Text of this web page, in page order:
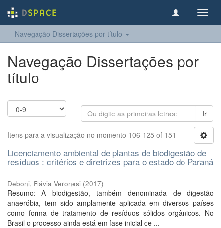
Navegação Dissertações por título
Navegação Dissertações por
título
Ir
Itens para a visualização no momento 106-125 of 151
Licenciamento ambiental de plantas de biodigestão de
resíduos : critérios e diretrizes para o estado do Paraná
Deboni, Flávia Veronesi (2017)
Resumo: A biodigestão, também denominada de digestão
anaeróbia, tem sido amplamente aplicada em diversos países
como forma de tratamento de resíduos sólidos orgânicos. No
Brasil o processo ainda está em fase inicial de ...